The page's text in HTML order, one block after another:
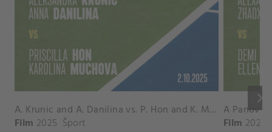
keyboard_arrow_right
A. Krunic and A. Danilina vs. P. Hon and K. Muchova Match Highlights - BEIJING_Capital Group Diamond ( October 02, 2025)
Film 2025 Šport Film 2026